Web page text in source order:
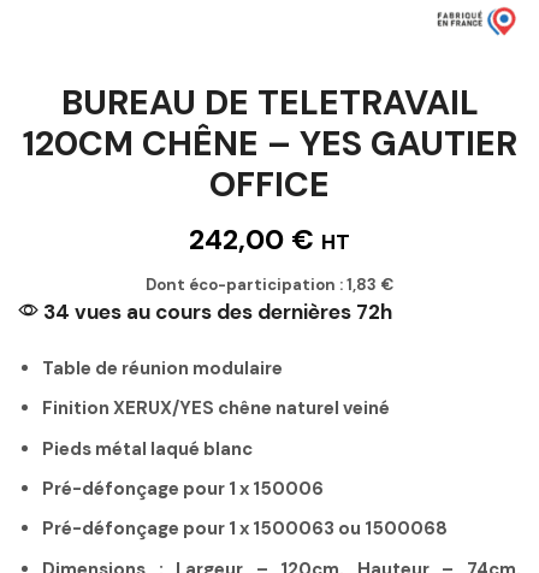
BUREAU DE TELETRAVAIL
120CM CHÊNE – YES GAUTIER
OFFICE
242,00 € HT
Dont éco-participation :1,83 €
34 vues au cours des dernières 72h
Table de réunion modulaire
Finition XERUX/YES chêne naturel veiné
Pieds métal laqué blanc
Pré-défonçage pour 1 x 150006
Pré-défonçage pour 1 x 1500063 ou 1500068